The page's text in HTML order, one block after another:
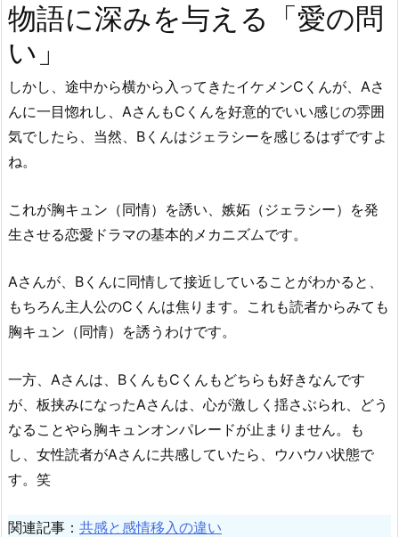
物語に深みを与える「愛の問
い」
しかし、途中から横から入ってきたイケメンCくんが、Aさ
んに一目惚れし、AさんもCくんを好意的でいい感じの雰囲
気でしたら、当然、Bくんはジェラシーを感じるはずですよ
ね。
これが胸キュン（同情）を誘い、嫉妬（ジェラシー）を発
生させる恋愛ドラマの基本的メカニズムです。
Aさんが、Bくんに同情して接近していることがわかると、
もちろん主人公のCくんは焦ります。これも読者からみても
胸キュン（同情）を誘うわけです。
一方、Aさんは、BくんもCくんもどちらも好きなんです
が、板挟みになったAさんは、心が激しく揺さぶられ、どう
なることやら胸キュンオンパレードが止まりません。も
し、女性読者がAさんに共感していたら、ウハウハ状態で
す。笑
関連記事： 共感と感情移入の違い